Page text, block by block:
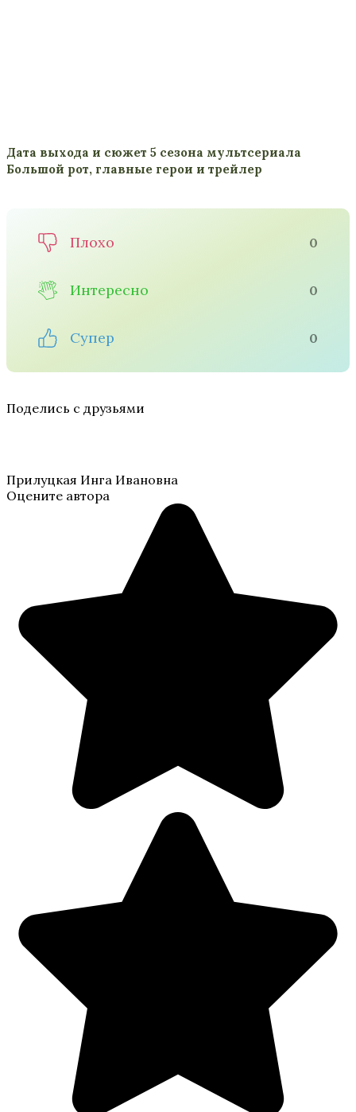
Дата выхода и сюжет 5 сезона мультсериала
Большой рот, главные герои и трейлер
Плохо 0
Интересно 0
Супер 0
Поделись с друзьями
Прилуцкая Инга Ивановна
Оцените автора